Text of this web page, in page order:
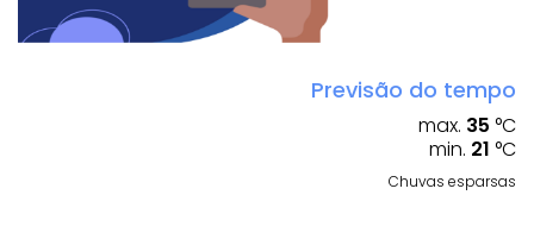
Previsão do tempo
max. 35 °C
min. 21 °C
Chuvas esparsas